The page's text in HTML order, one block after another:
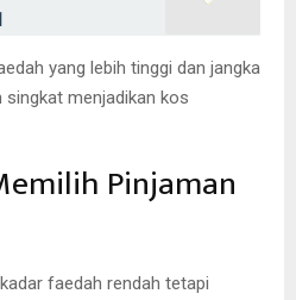
yang lebih tinggi dan jangka
singkat menjadikan kos
Pinjaman
faedah rendah tetapi